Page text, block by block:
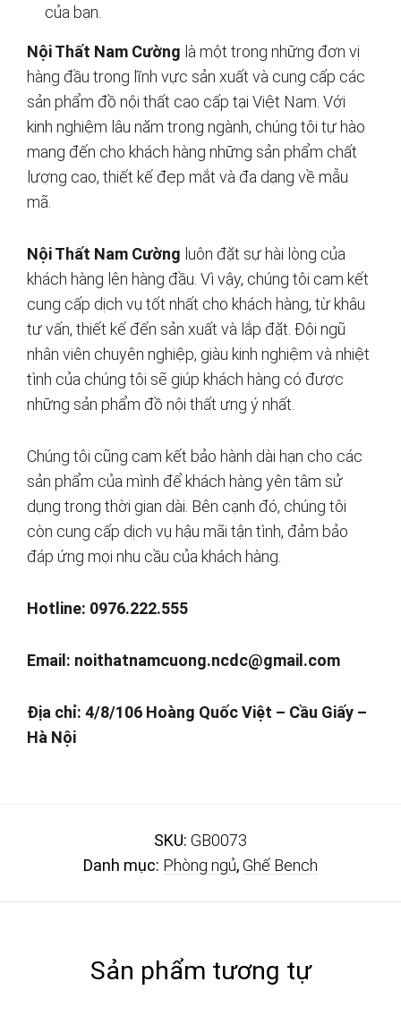
của bạn.
Nội Thất Nam Cường là một trong những đơn vị
hàng đầu trong lĩnh vực sản xuất và cung cấp các
sản phẩm đồ nội thất cao cấp tại Việt Nam. Với
kinh nghiệm lâu năm trong ngành, chúng tôi tự hào
mang đến cho khách hàng những sản phẩm chất
lượng cao, thiết kế đẹp mắt và đa dạng về mẫu
mã.
Nội Thất Nam Cường luôn đặt sự hài lòng của
khách hàng lên hàng đầu. Vì vậy, chúng tôi cam kết
cung cấp dịch vụ tốt nhất cho khách hàng, từ khâu
tư vấn, thiết kế đến sản xuất và lắp đặt. Đội ngũ
nhân viên chuyên nghiệp, giàu kinh nghiệm và nhiệt
tình của chúng tôi sẽ giúp khách hàng có được
những sản phẩm đồ nội thất ưng ý nhất.
Chúng tôi cũng cam kết bảo hành dài hạn cho các
sản phẩm của mình để khách hàng yên tâm sử
dụng trong thời gian dài. Bên cạnh đó, chúng tôi
còn cung cấp dịch vụ hậu mãi tận tình, đảm bảo
đáp ứng mọi nhu cầu của khách hàng.
Hotline: 0976.222.555
Email: noithatnamcuong.ncdc@gmail.com
Địa chỉ: 4/8/106 Hoàng Quốc Việt – Cầu Giấy –
Hà Nội
SKU: GB0073
Danh mục: Phòng ngủ,Ghế Bench
Sản phẩm tương tự